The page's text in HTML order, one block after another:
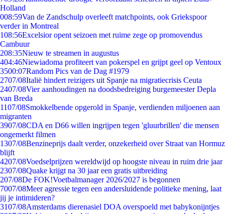
Holland
008:59Van de Zandschulp overleeft matchpoints, ook Griekspoor
verder in Montreal
108:56Excelsior opent seizoen met ruime zege op promovendus
Cambuur
208:35Nieuw te streamen in augustus
404:46Niewiadoma profiteert van pokerspel en grijpt geel op Ventoux
3500:07Random Pics van de Dag #1979
2707/08Italië hindert reizigers uit Spanje na migratiecrisis Ceuta
2407/08Vier aanhoudingen na doodsbedreiging burgemeester Depla
van Breda
1107/08Smokkelbende opgerold in Spanje, verdienden miljoenen aan
migranten
3907/08CDA en D66 willen ingrijpen tegen 'gluurbrillen' die mensen
ongemerkt filmen
1307/08Benzineprijs daalt verder, onzekerheid over Straat van Hormuz
blijft
4207/08Voedselprijzen wereldwijd op hoogste niveau in ruim drie jaar
2307/08Quake krijgt na 30 jaar een gratis uitbreiding
207/08De FOK!Voetbalmanager 2026/2027 is begonnen
7007/08Meer agressie tegen een andersluidende politieke mening, laat
jij je intimideren?
3107/08Amsterdams dierenasiel DOA overspoeld met babykonijntjes